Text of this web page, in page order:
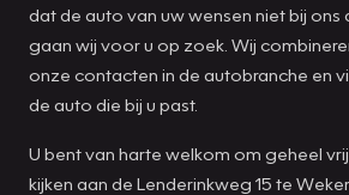
dat de auto van uw wensen niet bij ons
gaan wij voor u op zoek. Wij
onze contacten in de autobranche en
de auto die bij u past.
U bent van harte welkom om geheel
kijken aan de Lenderinkweg 15 te